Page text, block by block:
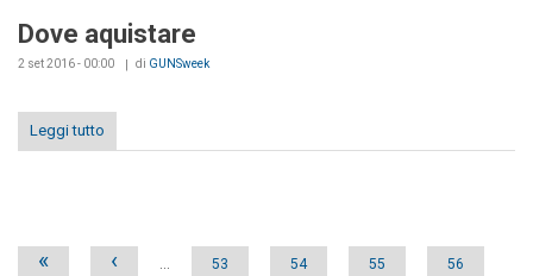
Dove aquistare
2 set 2016 - 00:00 di GUNSweek
Leggi tutto
Pages
« ‹ 53 54 55
56